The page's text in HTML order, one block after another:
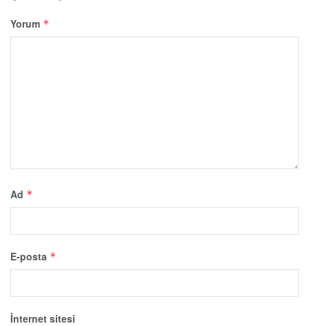
Yorum *
Ad *
E-posta *
İnternet sitesi